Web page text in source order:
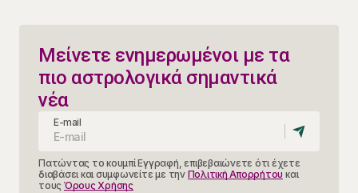
Μείνετε ενημερωμένοι με τα
πιο αστρολογικά σημαντικά
νέα
E-mail
Πατώντας το κουμπί Εγγραφή, επιβεβαιώνετε ότι έχετε
διαβάσει και συμφωνείτε με την Πολιτική Απορρήτου και
τους Όρους Χρήσης